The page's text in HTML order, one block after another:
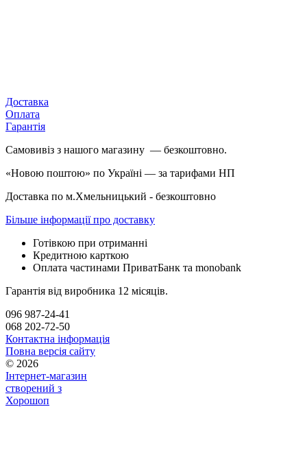
Доставка
Оплата
Гарантія
Самовивіз з нашого магазину — безкоштовно.
«Новою поштою» по Україні — за тарифами НП
Доставка по м.Хмельницький - безкоштовно
Більше інформації про доставку
Готівкою при отриманні
Кредитною карткою
Оплата частинами ПриватБанк та monobank
Гарантія від виробника 12 місяців.
096 987-24-41
068 202-72-50
Контактна інформація
Повна версія сайту
© 2026
Інтернет-магазин
створений з
Хорошоп